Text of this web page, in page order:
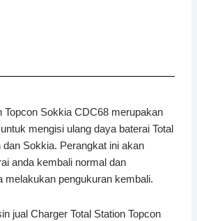
Topcon Sokkia CDC68 merupakan
mengisi ulang daya baterai Total
dan Sokkia. Perangkat ini akan
anda kembali normal dan
melakukan pengukuran kembali.
jual Charger Total Station Topcon